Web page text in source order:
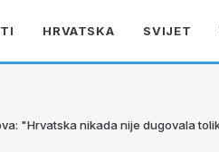
HRVATSKA SVIJET
"Hrvatska nikada nije dugovala